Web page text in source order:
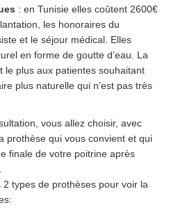
: en Tunisie elles coûtent 2600€
les honoraires du
et le séjour médical. Elles
en forme de goutte d’eau. La
le plus aux patientes souhaitant
plus naturelle qui n’est pas très
vous allez choisir, avec
prothèse qui vous convient et qui
finale de votre poitrine après
types de prothèses pour voir la